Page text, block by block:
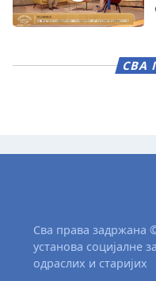
СВА
Сва права задржана
установа социјалне
одраслих и старијих